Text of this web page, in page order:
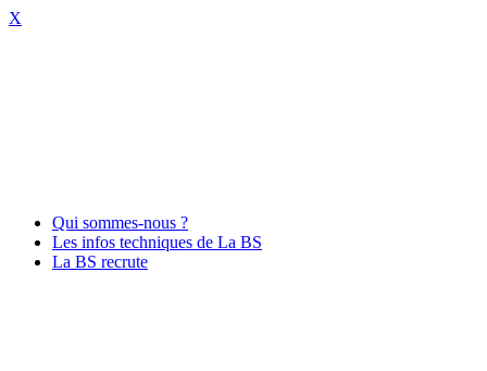
X
Qui sommes-nous ?
Les infos techniques de La BS
La BS recrute